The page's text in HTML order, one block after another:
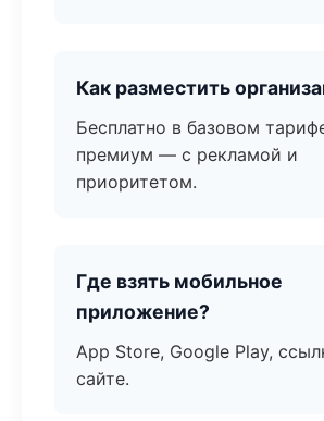
Как разместить
Бесплатно в базовом
премиум — с рекламой и
приоритетом.
Где взять мобильное
приложение?
App Store, Google Play,
сайте.